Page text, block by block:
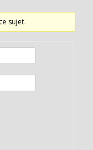
sujet.